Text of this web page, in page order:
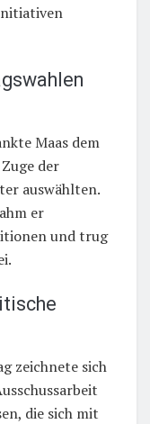
Maas dem
der
auswählten.
er
und trug
zeichnete sich
die sich mit